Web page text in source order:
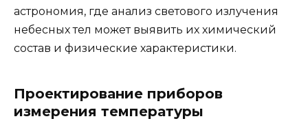
астрономия, где анализ светового излучения
небесных тел может выявить их химический
состав и физические характеристики.
Проектирование приборов
измерения температуры